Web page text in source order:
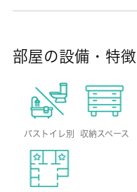
部屋の設備・特徴
バストイレ別 収納スペース